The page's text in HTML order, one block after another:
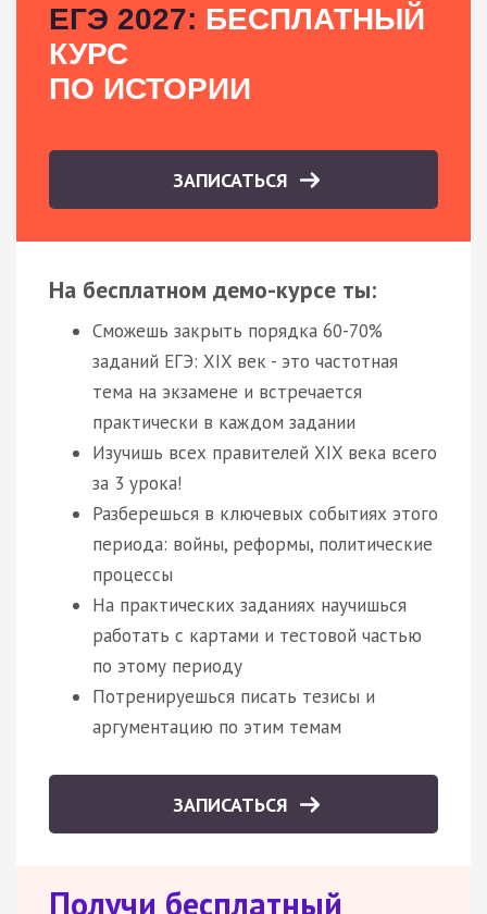
ЕГЭ 2027: БЕСПЛАТНЫЙ
КУРС
ПО ИСТОРИИ
ЗАПИСАТЬСЯ
На бесплатном демо-курсе ты:
Сможешь закрыть порядка 60-70%
заданий ЕГЭ: XIX век - это частотная
тема на экзамене и встречается
практически в каждом задании
Изучишь всех правителей XIX века всего
за 3 урока!
Разберешься в ключевых событиях этого
периода: войны, реформы, политические
процессы
На практических заданиях научишься
работать с картами и тестовой частью
по этому периоду
Потренируешься писать тезисы и
аргументацию по этим темам
ЗАПИСАТЬСЯ
Получи бесплатный